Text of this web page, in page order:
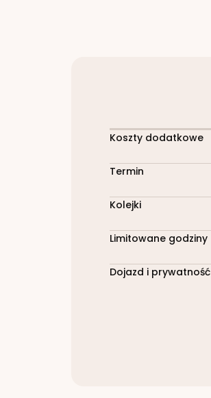
Koszty dodatkowe
Termin
Kolejki
Limitowane godziny
Dojazd i prywatność